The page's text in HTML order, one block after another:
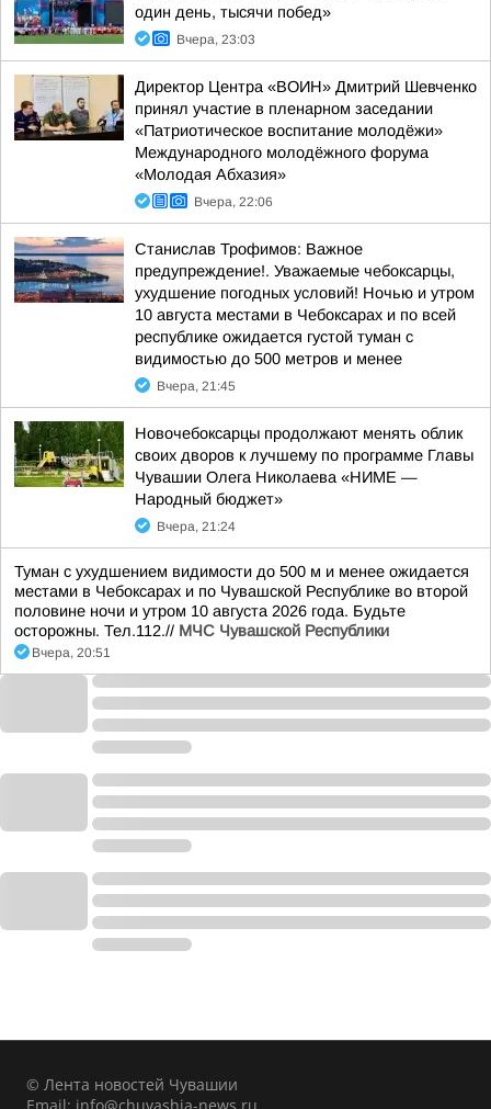
один день, тысячи побед»
Вчера, 23:03
Директор Центра «ВОИН» Дмитрий Шевченко
принял участие в пленарном заседании
«Патриотическое воспитание молодёжи»
Международного молодёжного форума
«Молодая Абхазия»
Вчера, 22:06
Станислав Трофимов: Важное
предупреждение!. Уважаемые чебоксарцы,
ухудшение погодных условий! Ночью и утром
10 августа местами в Чебоксарах и по всей
республике ожидается густой туман с
видимостью до 500 метров и менее
Вчера, 21:45
Новочебоксарцы продолжают менять облик
своих дворов к лучшему по программе Главы
Чувашии Олега Николаева «НИМЕ —
Народный бюджет»
Вчера, 21:24
Туман с ухудшением видимости до 500 м и менее ожидается
местами в Чебоксарах и по Чувашской Республике во второй
половине ночи и утром 10 августа 2026 года. Будьте
осторожны. Тел.112.// МЧС Чувашской Республики
Вчера, 20:51
© Лента новостей Чувашии